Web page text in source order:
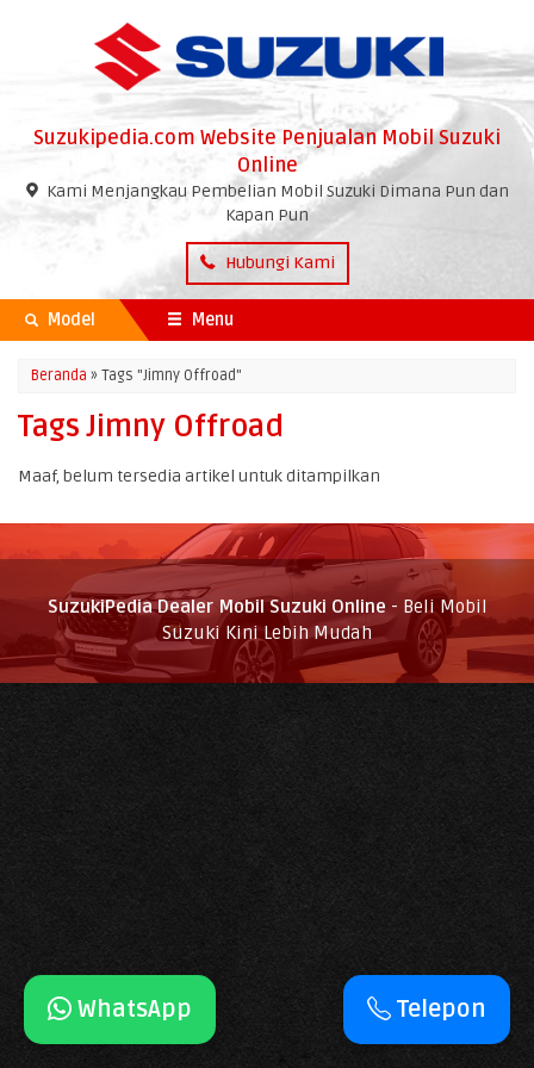
Suzukipedia.com Website Penjualan Mobil Suzuki
Online
Kami Menjangkau Pembelian Mobil Suzuki Dimana Pun dan
Kapan Pun
Hubungi Kami
Model Menu
Beranda »Tags "Jimny Offroad"
Tags Jimny Offroad
Maaf, belum tersedia artikel untuk ditampilkan
SuzukiPedia Dealer Mobil Suzuki Online - Beli Mobil
Suzuki Kini Lebih Mudah
Telepon
WhatsApp